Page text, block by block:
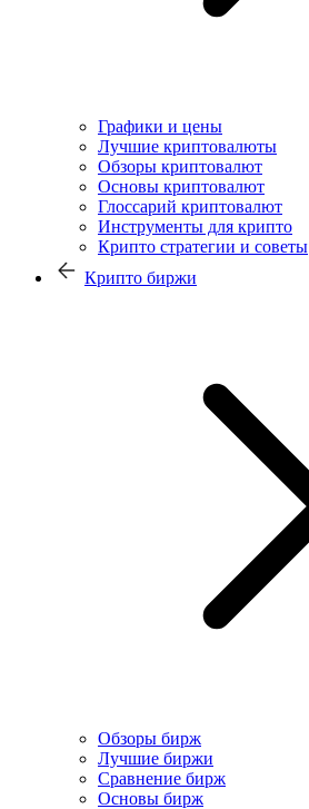
Графики и цены
Лучшие криптовалюты
Обзоры криптовалют
Основы криптовалют
Глоссарий криптовалют
Инструменты для крипто
Крипто стратегии и советы
Крипто биржи
Обзоры бирж
Лучшие биржи
Сравнение бирж
Основы бирж